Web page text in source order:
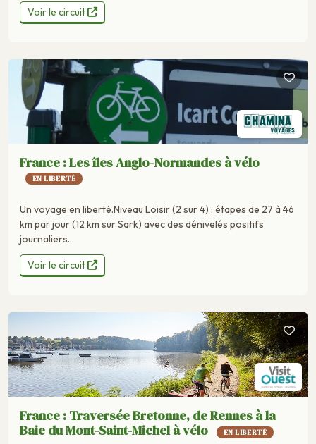
Voir le circuit
France : Les îles Anglo-Normandes à vélo
EN LIBERTÉ
Un voyage en liberté.Niveau Loisir (2 sur 4) : étapes de 27 à 46
km par jour (12 km sur Sark) avec des dénivelés positifs
journaliers..
Voir le circuit
France : Traversée Bretonne, de Rennes à la
Baie du Mont-Saint-Michel à vélo
EN LIBERTÉ